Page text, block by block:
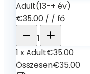
Adult(13-+ év)
€35.00 / / fő
1
1 xAdult€35.00
Összesen€35.00